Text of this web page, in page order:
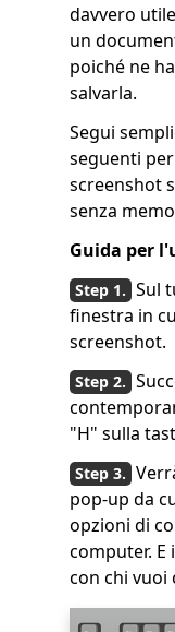
davvero
un
poiché ne
salvarla.
Segui
seguenti
screenshot
senza
Guida per
Sul
finestra in
screenshot.
"H" sulla
pop-up da
opzioni di
computer. E
con chi vuoi